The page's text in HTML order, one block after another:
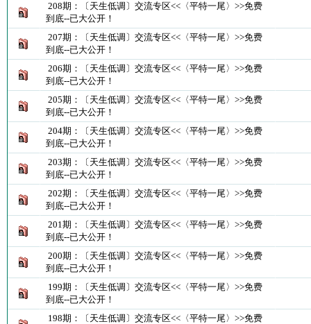
208期：〔天生低调〕交流专区<<〈平特一尾〉>>免费
到底--已大公开！
207期：〔天生低调〕交流专区<<〈平特一尾〉>>免费
到底--已大公开！
206期：〔天生低调〕交流专区<<〈平特一尾〉>>免费
到底--已大公开！
205期：〔天生低调〕交流专区<<〈平特一尾〉>>免费
到底--已大公开！
204期：〔天生低调〕交流专区<<〈平特一尾〉>>免费
到底--已大公开！
203期：〔天生低调〕交流专区<<〈平特一尾〉>>免费
到底--已大公开！
202期：〔天生低调〕交流专区<<〈平特一尾〉>>免费
到底--已大公开！
201期：〔天生低调〕交流专区<<〈平特一尾〉>>免费
到底--已大公开！
200期：〔天生低调〕交流专区<<〈平特一尾〉>>免费
到底--已大公开！
199期：〔天生低调〕交流专区<<〈平特一尾〉>>免费
到底--已大公开！
198期：〔天生低调〕交流专区<<〈平特一尾〉>>免费